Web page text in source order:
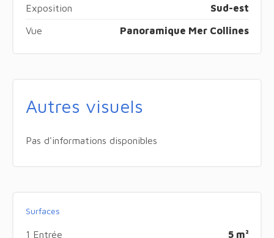
Exposition Sud-est
Vue Panoramique Mer Collines
Autres visuels
Pas d'informations disponibles
Surfaces
1 Entrée 5 m²